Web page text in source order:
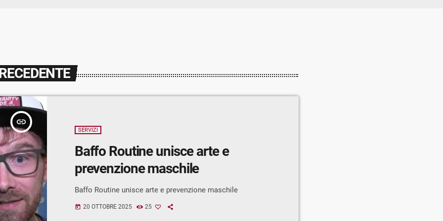
insert_link
SERVIZI
Baffo Routine unisce arte e
prevenzione maschile
Baffo Routine unisce arte e prevenzione maschile
today 20 OTTOBRE 2025 25